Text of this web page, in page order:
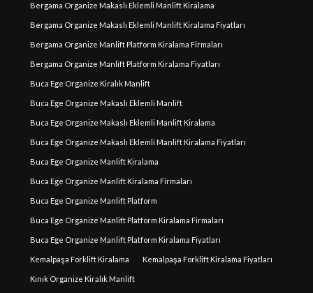
Bergama Organize Makaslı Eklemli Manlift Kiralama
Bergama Organize Makaslı Eklemli Manlift Kiralama Fiyatları
Bergama Organize Manlift Platform Kiralama Firmaları
Bergama Organize Manlift Platform Kiralama Fiyatları
Buca Ege Organize Kiralık Manlift
Buca Ege Organize Makaslı Eklemli Manlift
Buca Ege Organize Makaslı Eklemli Manlift Kiralama
Buca Ege Organize Makaslı Eklemli Manlift Kiralama Fiyatları
Buca Ege Organize Manlift Kiralama
Buca Ege Organize Manlift Kiralama Firmaları
Buca Ege Organize Manlift Platform
Buca Ege Organize Manlift Platform Kiralama Firmaları
Buca Ege Organize Manlift Platform Kiralama Fiyatları
Kemalpaşa Forklift Kiralama Kemalpaşa Forklift Kiralama Fiyatları
Kınık Organize Kiralık Manlift